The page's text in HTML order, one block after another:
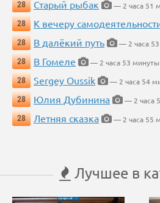
28
Старый рыбак
— 2 часа 51
28
К вечеру
28
В далёкий путь
— 2 часа
28
В Гомеле
— 2 часа 53 минуты
28
Sergey Oussik
— 2 часа 54
28
Юлия Дубинина
— 2 часа
28
Летняя сказка — 2 часа 55
Лучшее в